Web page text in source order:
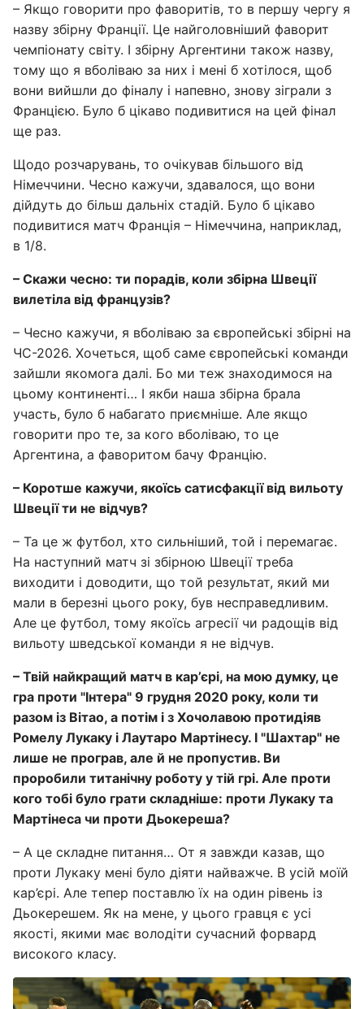
– Якщо говорити про фаворитів, то в першу чергу я
назву збірну Франції. Це найголовніший фаворит
чемпіонату світу. І збірну Аргентини також назву,
тому що я вболіваю за них і мені б хотілося, щоб
вони вийшли до фіналу і напевно, знову зіграли з
Францією. Було б цікаво подивитися на цей фінал
ще раз.
Щодо розчарувань, то очікував більшого від
Німеччини. Чесно кажучи, здавалося, що вони
дійдуть до більш дальніх стадій. Було б цікаво
подивитися матч Франція – Німеччина, наприклад,
в 1/8.
– Скажи чесно: ти порадів, коли збірна Швеції
вилетіла від французів?
– Чесно кажучи, я вболіваю за європейські збірні на
ЧС-2026. Хочеться, щоб саме європейські команди
зайшли якомога далі. Бо ми теж знаходимося на
цьому континенті… І якби наша збірна брала
участь, було б набагато приємніше. Але якщо
говорити про те, за кого вболіваю, то це
Аргентина, а фаворитом бачу Францію.
– Коротше кажучи, якоїсь сатисфакції від вильоту
Швеції ти не відчув?
– Та це ж футбол, хто сильніший, той і перемагає.
На наступний матч зі збірною Швеції треба
виходити і доводити, що той результат, який ми
мали в березні цього року, був несправедливим.
Але це футбол, тому якоїсь агресії чи радощів від
вильоту шведської команди я не відчув.
– Твій найкращий матч в кар’єрі, на мою думку, це
гра проти "Інтера" 9 грудня 2020 року, коли ти
разом із Вітао, а потім і з Хочолавою протидіяв
Ромелу Лукаку і Лаутаро Мартінесу. І "Шахтар" не
лише не програв, але й не пропустив. Ви
проробили титанічну роботу у тій грі. Але проти
кого тобі було грати складніше: проти Лукаку та
Мартінеса чи проти Дьокереша?
– А це складне питання… От я завжди казав, що
проти Лукаку мені було діяти найважче. В усій моїй
кар’єрі. Але тепер поставлю їх на один рівень із
Дьокерешем. Як на мене, у цього гравця є усі
якості, якими має володіти сучасний форвард
високого класу.